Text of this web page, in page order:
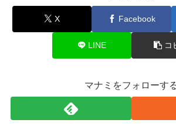
X Facebook
LINE コ
マナミをフォローす